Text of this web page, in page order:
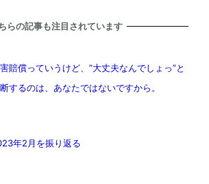
らの記事も注目されています
賠償っていうけど、”大丈夫なんでしょっ”と
するのは、あなたではないですから。
年2月を振り返る